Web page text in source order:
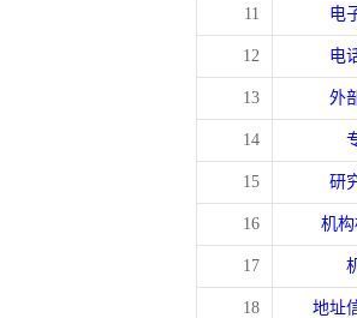
11 电
12 电
13 外
14
15 研
16 机
17
18 地址